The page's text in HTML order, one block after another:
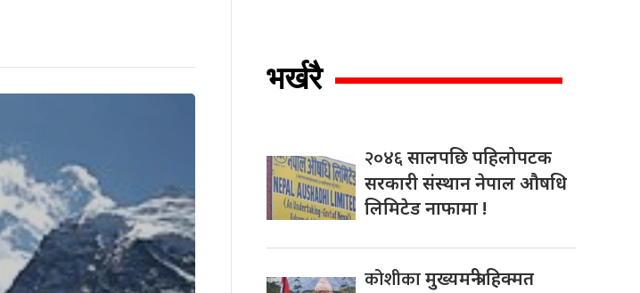
भर्खरै
२०४६सालपछि पहिलोपटक
सरकारी संस्थान नेपाल औषधि
लिमिटेड नाफामा !
कोशीकामुख्यमन्त्री हिक्मत